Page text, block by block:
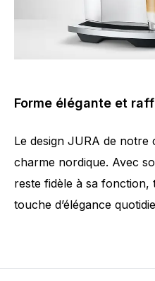
Forme élégante et
Le design JURA de
charme nordique. Avec
reste fidèle à sa
touche d’élégance